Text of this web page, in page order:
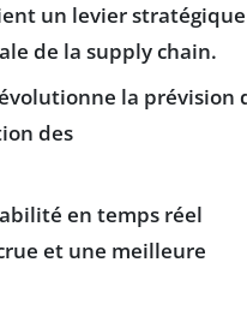
un levier stratégique
de la supply chain.
la prévision
des
en temps réel
et une meilleure